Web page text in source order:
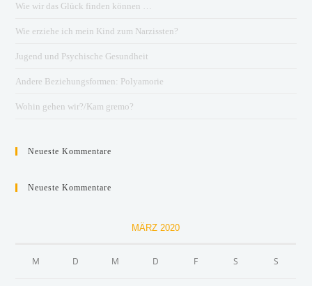
Wie wir das Glück finden können …
Wie erziehe ich mein Kind zum Narzissten?
Jugend und Psychische Gesundheit
Andere Beziehungsformen: Polyamorie
Wohin gehen wir?/Kam gremo?
Neueste Kommentare
Neueste Kommentare
MÄRZ 2020
M D M D F S S